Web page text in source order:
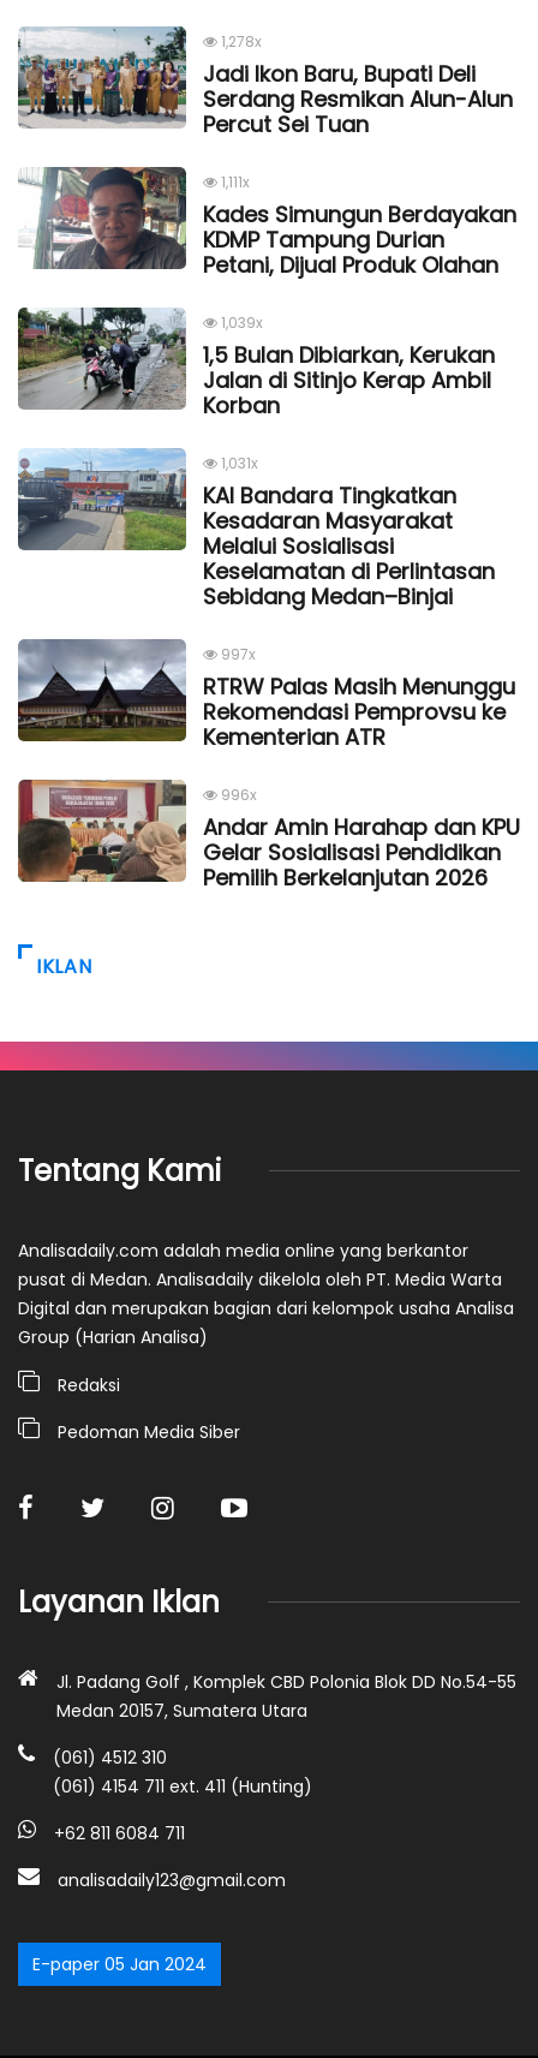
1,278x
Jadi Ikon Baru, Bupati Deli
Serdang Resmikan Alun-Alun
Percut Sei Tuan
1,111x
Kades Simungun Berdayakan
KDMP Tampung Durian
Petani, Dijual Produk Olahan
1,039x
1,5 Bulan Dibiarkan, Kerukan
Jalan di Sitinjo Kerap Ambil
Korban
1,031x
KAI Bandara Tingkatkan
Kesadaran Masyarakat
Melalui Sosialisasi
Keselamatan di Perlintasan
Sebidang Medan–Binjai
997x
RTRW Palas Masih Menunggu
Rekomendasi Pemprovsu ke
Kementerian ATR
996x
Andar Amin Harahap dan KPU
Gelar Sosialisasi Pendidikan
Pemilih Berkelanjutan 2026
IKLAN
Tentang Kami
Analisadaily.com adalah media online yang berkantor
pusat di Medan. Analisadaily dikelola oleh PT. Media Warta
Digital dan merupakan bagian dari kelompok usaha Analisa
Group (Harian Analisa)
Redaksi
Pedoman Media Siber
Layanan Iklan
Jl. Padang Golf , Komplek CBD Polonia Blok DD No.54-55
Medan 20157, Sumatera Utara
(061) 4512 310
(061) 4154 711 ext. 411 (Hunting)
+62 811 6084 711
analisadaily123@gmail.com
E-paper 05 Jan 2024